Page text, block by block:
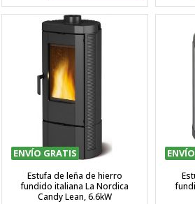
ENVÍO GRATIS
Estufa de leña de hierro
fundido italiana La Nordica
Candy Lean, 6.6kW